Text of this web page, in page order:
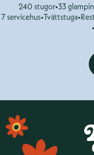
240 stugor•33
7 servicehus•Tvättstuga•
•
Sidfot